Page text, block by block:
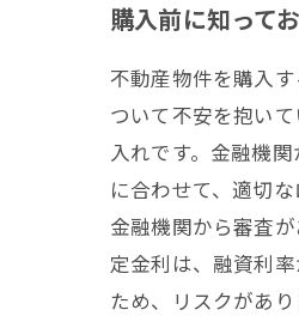
購入前に知って
不動産物件を購入
ついて不安を抱い
入れです。金融機
に合わせて、適切
金融機関から審査
定金利は、融資利
ため、リスクがあ